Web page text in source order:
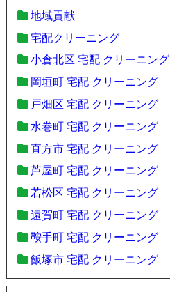
地域貢献
宅配クリーニング
小倉北区 宅配 クリーニング
岡垣町 宅配 クリーニング
戸畑区 宅配 クリーニング
水巻町 宅配 クリーニング
直方市 宅配 クリーニング
芦屋町 宅配 クリーニング
若松区 宅配 クリーニング
遠賀町 宅配 クリーニング
鞍手町 宅配 クリーニング
飯塚市 宅配 クリーニング